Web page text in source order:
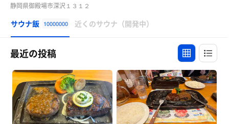
静岡県御殿場市深沢１３１２
サウナ飯 10000000 近くのサウナ（開発中）
最近の投稿